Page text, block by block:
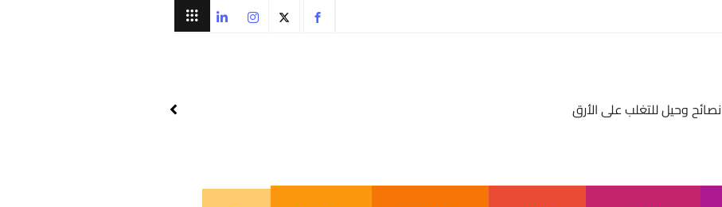
نصائح وحيل للتغلب على الأرق